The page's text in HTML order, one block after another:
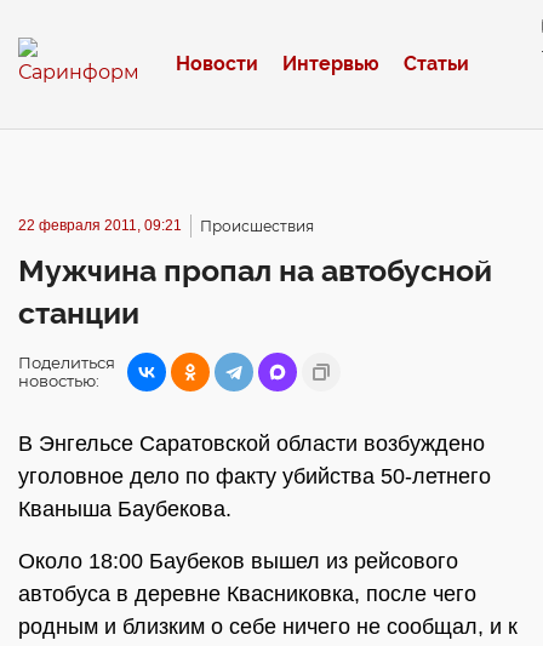
Новости Интервью Статьи
22 февраля 2011, 09:21 Происшествия
Мужчина пропал на автобусной
станции
Поделиться
новостью:
В Энгельсе Саратовской области возбуждено
уголовное дело по факту убийства 50-летнего
Кваныша Баубекова.
Около 18:00 Баубеков вышел из рейсового
автобуса в деревне Квасниковка, после чего
родным и близким о себе ничего не сообщал, и к